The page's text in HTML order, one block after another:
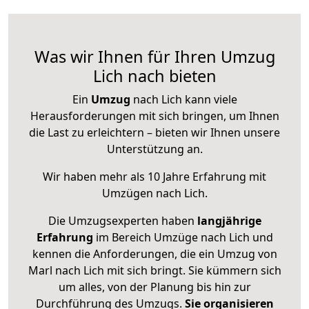
Was wir Ihnen für Ihren Umzug
Lich nach bieten
Ein Umzug nach Lich kann viele
Herausforderungen mit sich bringen, um Ihnen
die Last zu erleichtern – bieten wir Ihnen unsere
Unterstützung an.
Wir haben mehr als 10 Jahre Erfahrung mit
Umzügen nach Lich.
Die Umzugsexperten haben langjährige
Erfahrung im Bereich Umzüge nach Lich und
kennen die Anforderungen, die ein Umzug von
Marl nach Lich mit sich bringt. Sie kümmern sich
um alles, von der Planung bis hin zur
Durchführung des Umzugs. Sie organisieren